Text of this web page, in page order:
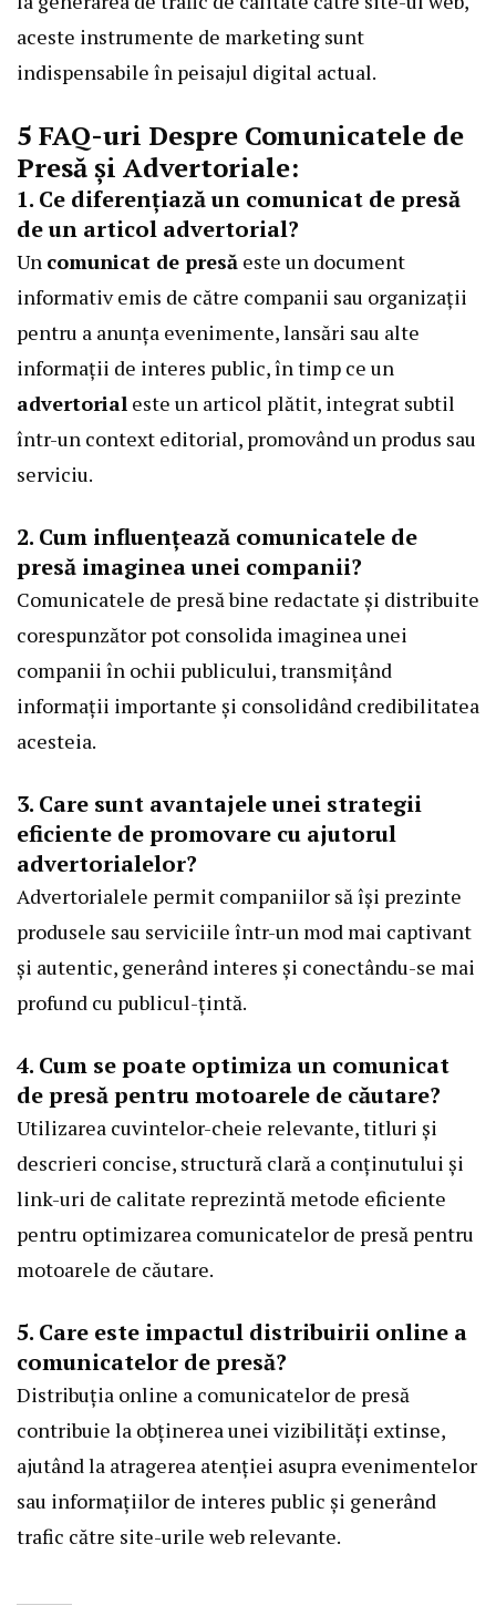
aceste instrumente de marketing sunt
indispensabile în peisajul digital actual.
5 FAQ-uri Despre Comunicatele de
Presă și Advertoriale:
1. Ce diferențiază un comunicat de presă
de un articol advertorial?
Un comunicat de presă este un document
informativ emis de către companii sau organizații
pentru a anunța evenimente, lansări sau alte
informații de interes public, în timp ce un
advertorial este un articol plătit, integrat subtil
într-un context editorial, promovând un produs sau
serviciu.
2. Cum influențează comunicatele de
presă imaginea unei companii?
Comunicatele de presă bine redactate și distribuite
corespunzător pot consolida imaginea unei
companii în ochii publicului, transmițând
informații importante și consolidând credibilitatea
acesteia.
3. Care sunt avantajele unei strategii
eficiente de promovare cu ajutorul
advertorialelor?
Advertorialele permit companiilor să își prezinte
produsele sau serviciile într-un mod mai captivant
și autentic, generând interes și conectându-se mai
profund cu publicul-țintă.
4. Cum se poate optimiza un comunicat
de presă pentru motoarele de căutare?
Utilizarea cuvintelor-cheie relevante, titluri și
descrieri concise, structură clară a conținutului și
link-uri de calitate reprezintă metode eficiente
pentru optimizarea comunicatelor de presă pentru
motoarele de căutare.
5. Care este impactul distribuirii online a
comunicatelor de presă?
Distribuția online a comunicatelor de presă
contribuie la obținerea unei vizibilități extinse,
ajutând la atragerea atenției asupra evenimentelor
sau informațiilor de interes public și generând
trafic către site-urile web relevante.